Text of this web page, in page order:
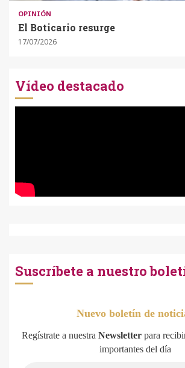
OPINIÓN
El Boticario resurge
17/07/2026
Vídeo destacado
Suscríbete a nuestro
Nuevo boletín de
Regístrate a nuestra Newsletter para
importantes del día